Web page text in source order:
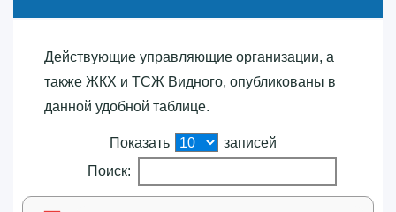
Действующие управляющие организации, а
также ЖКХ и ТСЖ Видного, опубликованы в
данной удобной таблице.
Показать
записей
Поиск: